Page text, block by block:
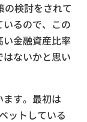
の検討をされて
るので、この
金融資産比率
ないかと思い
す。最初は
ットしている